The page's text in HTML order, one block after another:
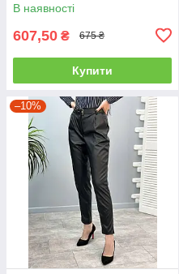
В наявності
607,50 ₴ 675 ₴
Купити
–10%